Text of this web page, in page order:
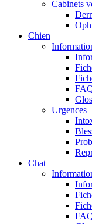
Cabinets
Chien
Urgences
Chat